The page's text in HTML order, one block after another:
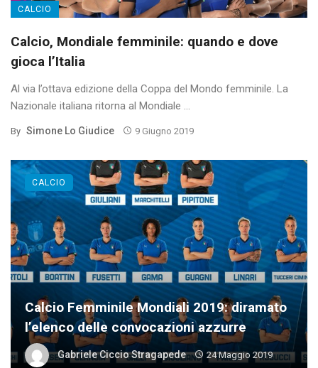
CALCIO
Calcio, Mondiale femminile: quando e dove
gioca l’Italia
Al via l’ottava edizione della Coppa del Mondo femminile. La
Nazionale italiana ritorna al Mondiale ...
By Simone Lo Giudice 9 Giugno 2019
Calcio Femminile Mondiali 2019: diramato
l’elenco delle convocazioni azzurre
Gabriele Ciccio Stragapede 24 Maggio 2019
CALCIO